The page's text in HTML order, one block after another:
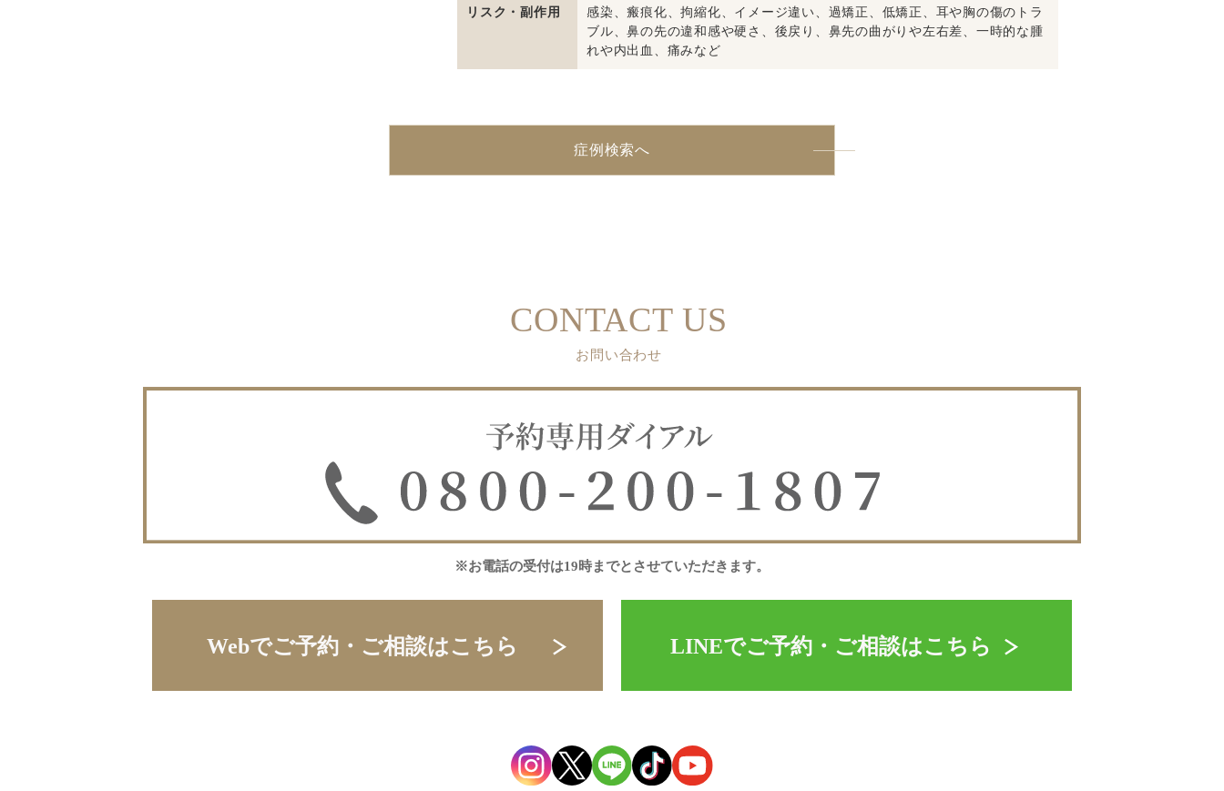
リスク・副作用
感染、瘢痕化、拘縮化、イメージ違い、過矯正、低矯正、耳や胸の傷のトラ
ブル、鼻の先の違和感や硬さ、後戻り、鼻先の曲がりや左右差、一時的な腫
れや内出血、痛みなど
症例検索へ
CONTACT US
お問い合わせ
※お電話の受付は19時までとさせていただきます。